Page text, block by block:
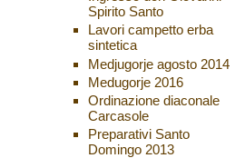
Spirito Santo
Lavori campetto erba
sintetica
Medjugorje agosto 2014
Medugorje 2016
Ordinazione diaconale
Carcasole
Preparativi Santo
Domingo 2013